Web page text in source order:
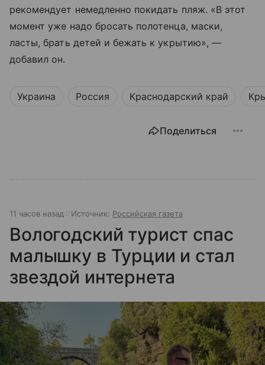
рекомендует немедленно покидать пляж. «В этот
момент уже надо бросать полотенца, маски,
ласты, брать детей и бежать к укрытию», —
добавил он.
Украина Россия Краснодарский край
Поделиться
11 часов назад Источник: Российская газета
Вологодский турист спас
малышку в Турции и стал
звездой интернета